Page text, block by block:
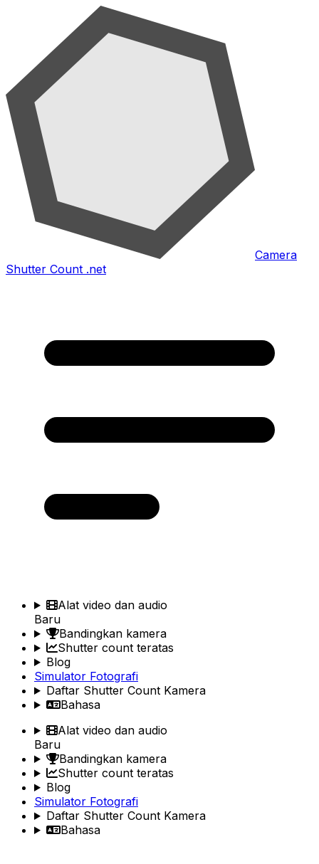
Camera
Shutter Count .net
Alat video dan audio
Baru
Bandingkan kamera
Shutter count teratas
Blog
Simulator Fotografi
Daftar Shutter Count Kamera
Bahasa
Alat video dan audio
Baru
Bandingkan kamera
Shutter count teratas
Blog
Simulator Fotografi
Daftar Shutter Count Kamera
Bahasa